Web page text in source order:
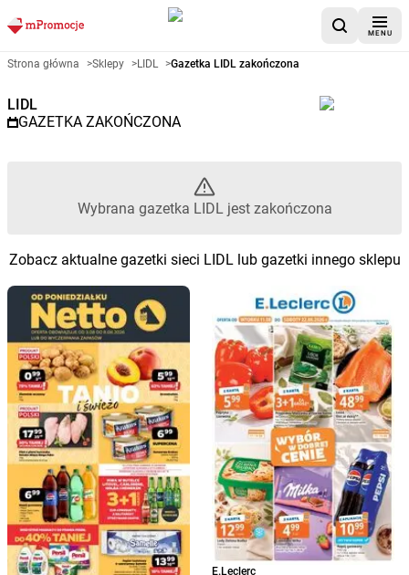
MENU
Gazetka promocyjna LIDL –
Strona główna >Sklepy >LIDL >Gazetka LIDL zakończona
LIDL
GAZETKA ZAKOŃCZONA
Wybrana gazetka LIDL jest zakończona
Zobacz aktualne gazetki sieci LIDL lub gazetki innego sklepu
E.Leclerc